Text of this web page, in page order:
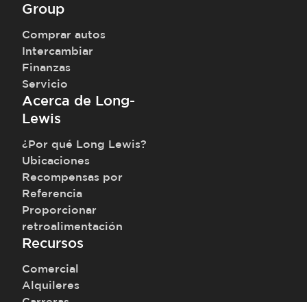
Group
Comprar autos
Intercambiar
Finanzas
Servicio
Acerca de Long-
Lewis
¿Por qué Long Lewis?
Ubicaciones
Recompensas por
Referencia
Proporcionar
retroalimentación
Recursos
Comercial
Alquileres